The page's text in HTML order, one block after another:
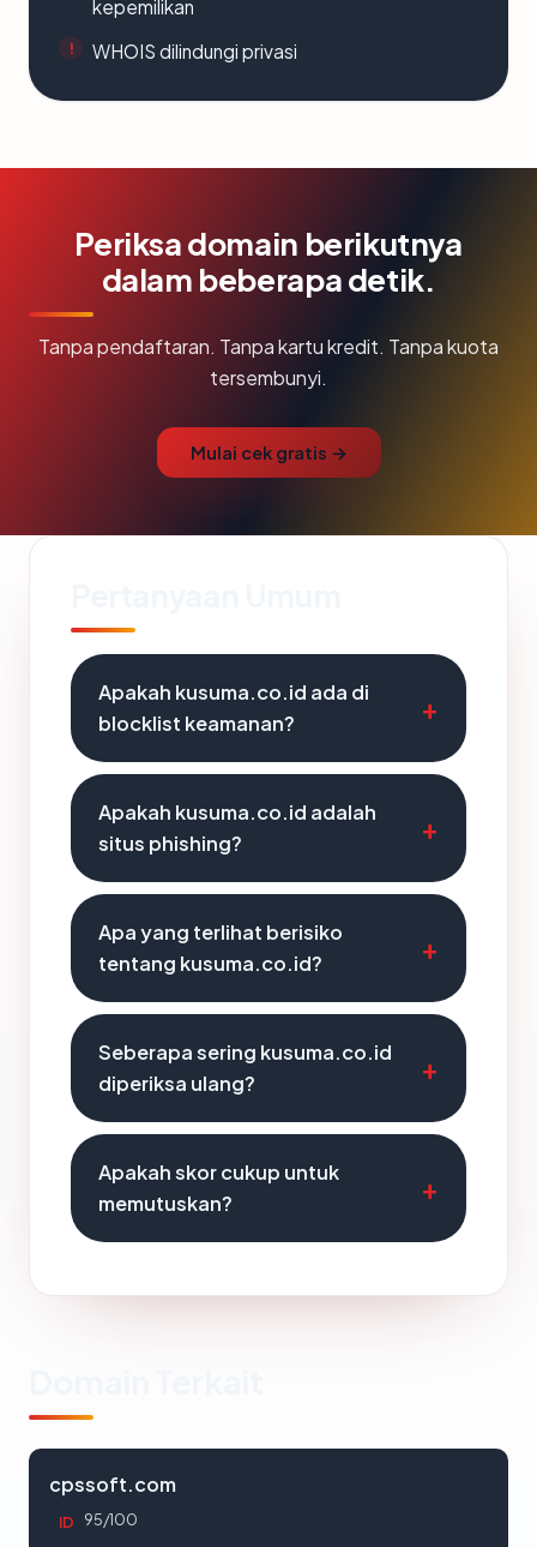
kepemilikan
WHOIS dilindungi privasi
Periksa domain berikutnya
dalam beberapa detik.
Tanpa pendaftaran. Tanpa kartu kredit. Tanpa kuota
tersembunyi.
Mulai cek gratis →
Apakah kusuma.co.id ada di
blocklist keamanan?
Apakah kusuma.co.id adalah
situs phishing?
Apa yang terlihat berisiko
tentang kusuma.co.id?
Seberapa sering kusuma.co.id
diperiksa ulang?
Apakah skor cukup untuk
memutuskan?
cpssoft.com
ID 95/100